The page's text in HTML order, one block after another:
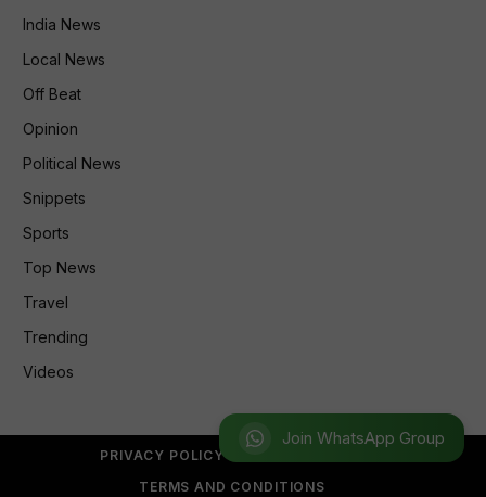
Join WhatsApp Group
India News
Local News
Off Beat
Opinion
Political News
Snippets
Sports
Top News
Travel
Trending
Videos
PRIVACY POLICY
TERMS AND CONDITIONS